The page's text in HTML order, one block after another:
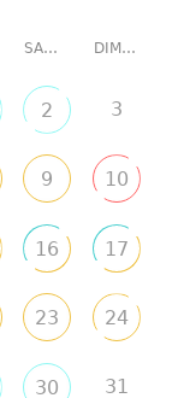
SAMEDI DIMANCHE
2 3
9 10
16 17
23 24
30 31